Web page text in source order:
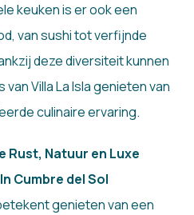
keuken is er ook een
van sushi tot verfijnde
deze diversiteit kunnen
Villa La Isla genieten van
culinaire ervaring.
Rust, Natuur en Luxe
Cumbre del Sol
genieten van een